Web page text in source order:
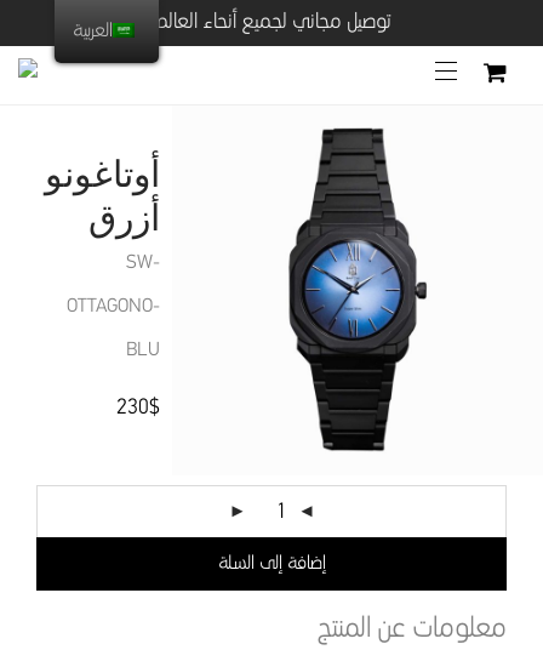
توصيل مجاني لجميع أنحاء العالم
أوتاغونو
أزرق
SW-
OTTAGONO-
BLU
230$
إضافة إلى السلة
معلومات عن المنتج
العربية